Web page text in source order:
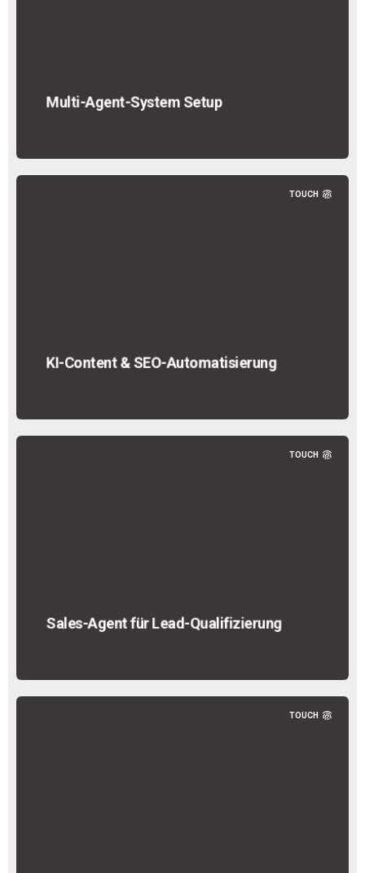
Multi-Agent-System Setup
TOUCH
KI-Content & SEO-Automatisierung
TOUCH
Sales-Agent für Lead-Qualifizierung
TOUCH